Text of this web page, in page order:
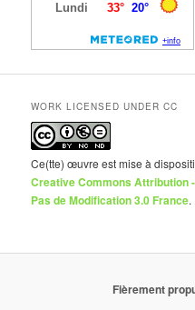
WORK LICENSED UNDER CC
Ce(tte) œuvre est mise à
Creative Commons Attribution
Pas de Modification 3.0 France.
Fièrement